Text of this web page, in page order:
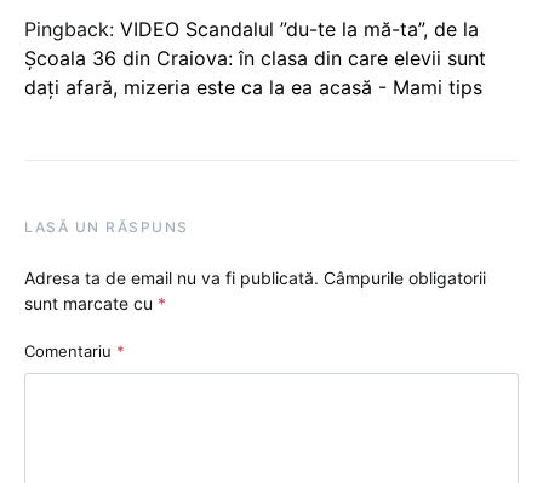
Pingback: VIDEO Scandalul ”du-te la mă-ta”, de la
Școala 36 din Craiova: în clasa din care elevii sunt
dați afară, mizeria este ca la ea acasă - Mami tips
LASĂ UN RĂSPUNS
Adresa ta de email nu va fi publicată. Câmpurile obligatorii
sunt marcate cu *
Comentariu *